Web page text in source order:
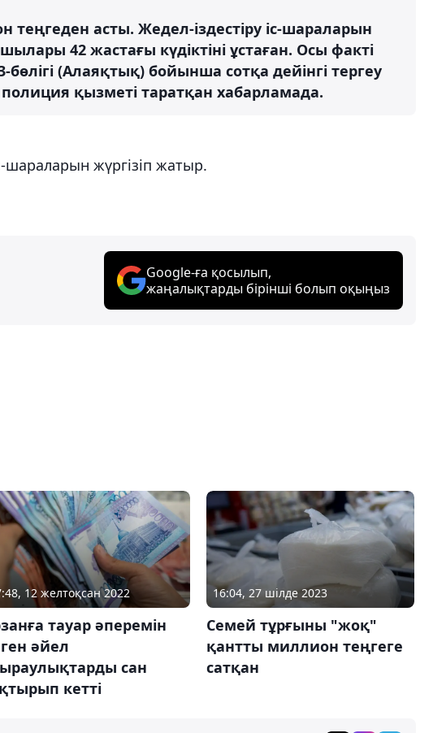
теңгеден асты. Жедел-іздестіру іс-шараларын
42 жастағы күдіктіні ұстаған. Осы факті
(Алаяқтық) бойынша сотқа дейінгі тергеу
полиция қызметі таратқан хабарламада.
шараларын жүргізіп жатыр.
Google-ға қосылып,
жаңалықтарды бірінші болып оқыңыз
12 желтоқсан 2022
тауар әперемін
әйел
сан
кетті
16:04, 27 шілде 2023
Семей тұрғыны "жоқ"
қантты миллион теңгеге
сатқан